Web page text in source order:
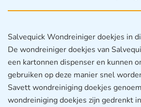
Salvequick Wondreiniger doekjes in
De wondreiniger doekjes van
een kartonnen dispenser en kunnen
gebruiken op deze manier snel
Savett wondreiniging doekjes
wondreiniging doekjes zijn gedrenkt